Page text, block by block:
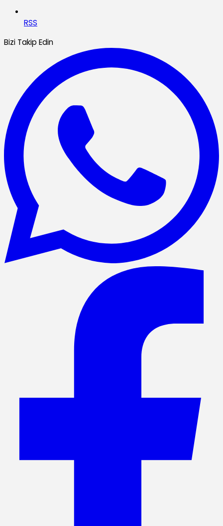
RSS
Bizi Takip Edin